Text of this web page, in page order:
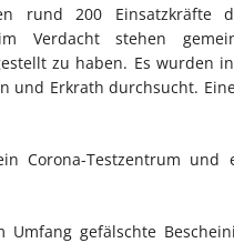
rund 200 Einsatzkräfte
Verdacht stehen
zu haben. Es wurden
und Erkrath durchsucht.
Corona-Testzentrum und
gefälschte